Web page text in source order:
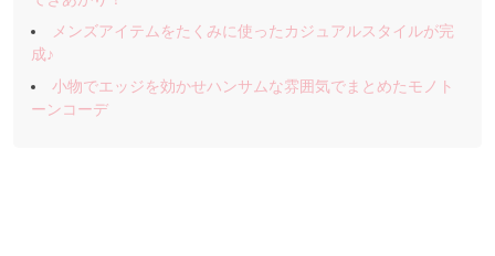
メンズアイテムをたくみに使ったカジュアルスタイルが完
成♪
小物でエッジを効かせハンサムな雰囲気でまとめたモノト
ーンコーデ